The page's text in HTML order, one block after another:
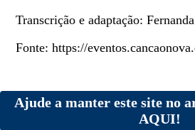
Transcrição e adaptação:
Fonte: https://
Ajude a manter este site no
AQUI!